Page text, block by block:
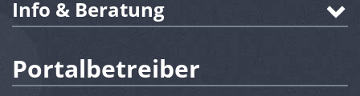
Info & Beratung
Portalbetreiber